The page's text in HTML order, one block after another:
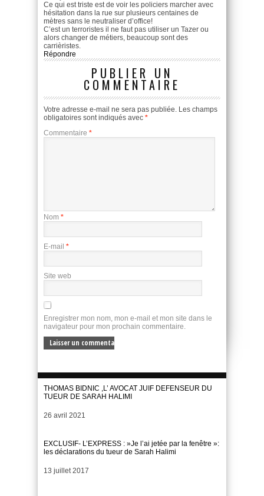
Ce qui est triste est de voir les policiers marcher avec
hésitation dans la rue sur plusieurs centaines de
mètres sans le neutraliser d’office!
C’est un terroristes il ne faut pas utiliser un Tazer ou
alors changer de métiers, beaucoup sont des
carrièristes.
Répondre
PUBLIER UN
COMMENTAIRE
Votre adresse e-mail ne sera pas publiée. Les champs
obligatoires sont indiqués avec *
Commentaire *
Nom *
E-mail *
Site web
Enregistrer mon nom, mon e-mail et mon site dans le
navigateur pour mon prochain commentaire.
THOMAS BIDNIC ,L’ AVOCAT JUIF DEFENSEUR DU
TUEUR DE SARAH HALIMI
Date
26 avril 2021
EXCLUSIF- L’EXPRESS : »Je l’ai jetée par la fenêtre »:
les déclarations du tueur de Sarah Halimi
Date
13 juillet 2017